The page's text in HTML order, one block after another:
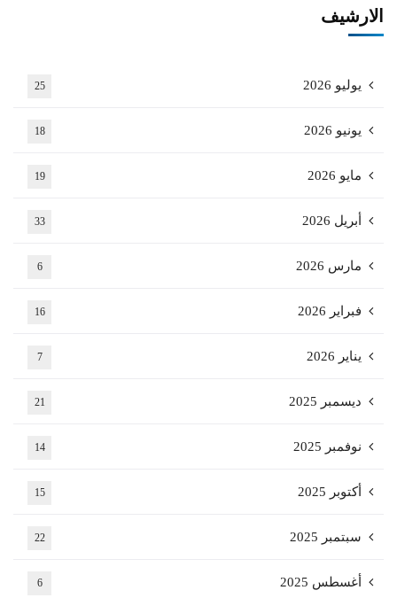
الارشيف
يوليو 2026 25
يونيو 2026 18
مايو 2026 19
أبريل 2026 33
مارس 2026 6
فبراير 2026 16
يناير 2026 7
ديسمبر 2025 21
نوفمبر 2025 14
أكتوبر 2025 15
سبتمبر 2025 22
أغسطس 2025 6